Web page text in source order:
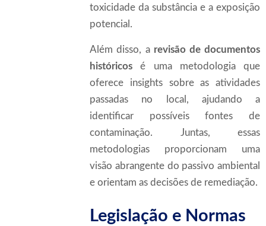
toxicidade da substância e a exposição
potencial.
Além disso, a revisão de documentos
históricos é uma metodologia que
oferece insights sobre as atividades
passadas no local, ajudando a
identificar possíveis fontes de
contaminação. Juntas, essas
metodologias proporcionam uma
visão abrangente do passivo ambiental
e orientam as decisões de remediação.
Legislação e Normas